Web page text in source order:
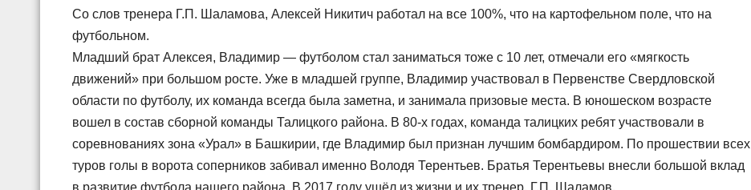
Со слов тренера Г.П. Шаламова, Алексей Никитич работал на все 100%, что на картофельном поле, что на
футбольном.
Младший брат Алексея, Владимир — футболом стал заниматься тоже с 10 лет, отмечали его «мягкость
движений» при большом росте. Уже в младшей группе, Владимир участвовал в Первенстве Свердловской
области по футболу, их команда всегда была заметна, и занимала призовые места. В юношеском возрасте
вошел в состав сборной команды Талицкого района. В 80-х годах, команда талицких ребят участвовали в
соревнованиях зона «Урал» в Башкирии, где Владимир был признан лучшим бомбардиром. По прошествии всех
туров голы в ворота соперников забивал именно Володя Терентьев. Братья Терентьевы внесли большой вклад
в развитие футбола нашего района. В 2017 году ушёл из жизни и их тренер, Г.П. Шаламов.